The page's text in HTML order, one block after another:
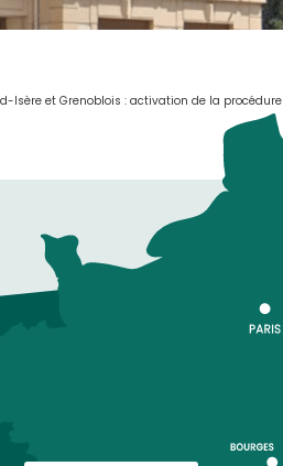
Isère et Grenoblois : activation de la procédure